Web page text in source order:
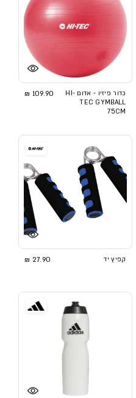
כדור פיזיו - אדום HI-
TEC GYMBALL
75CM
109.90 ₪
קפיץ יד 27.90 ₪